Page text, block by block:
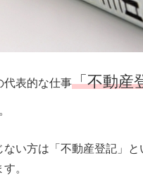
代表的な仕事「不動産
ない方は「不動産登記」と
。